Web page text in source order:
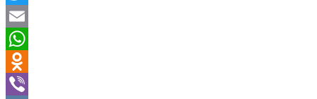
Twitter
Email
WhatsApp
Odnoklassniki